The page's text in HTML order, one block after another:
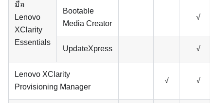
มือ
Lenovo
XClarity
Essentials
Bootable
Media Creator
√
UpdateXpress √
Lenovo XClarity
Provisioning Manager
√ √